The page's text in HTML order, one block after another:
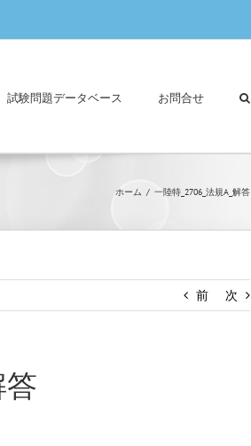
試験問題データベース お問合せ
ホーム 一陸特_2706_法規A_解答
前 次